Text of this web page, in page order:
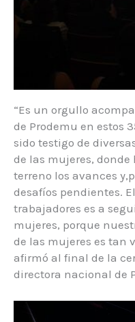
“Es un orgullo
de Prodemu en estos
sido testigo de
de las mujeres,
terreno los avances
desafíos pendientes.
trabajadores es a
mujeres, porque
de las mujeres es tan
afirmó al final de la
directora nacional de